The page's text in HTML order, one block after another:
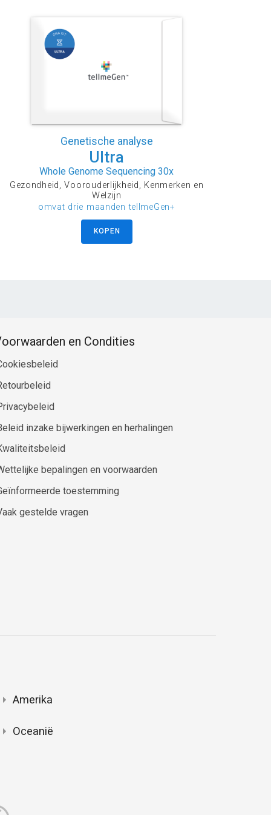
Genetische analyse
Ultra
Whole Genome Sequencing 30x
Gezondheid, Voorouderlijkheid, Kenmerken en
Welzijn
omvat drie maanden tellmeGen+
KOPEN
en Condities
inzake bijwerkingen en herhalingen
bepalingen en voorwaarden
toestemming
gestelde vragen
Amerika
Oceanië